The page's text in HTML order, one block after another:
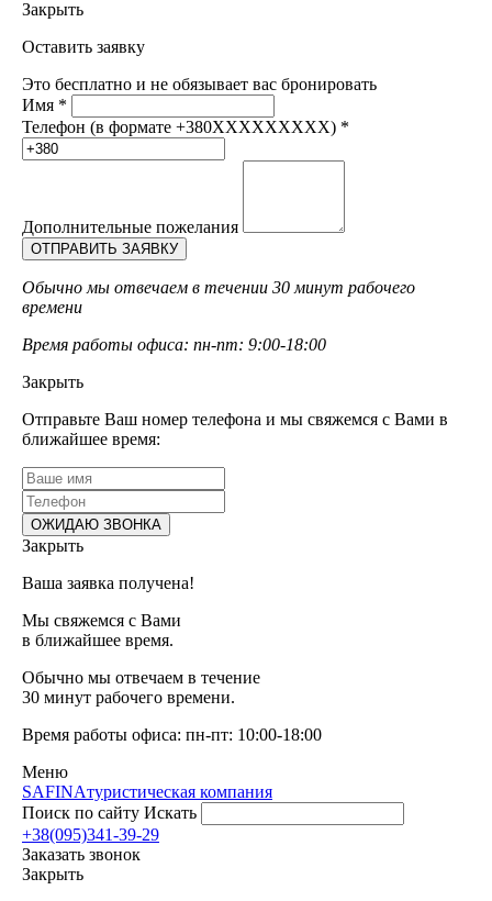
Закрыть
Оставить заявку
Это бесплатно и не обязывает вас бронировать
Имя *
Телефон (в формате +380XXXXXXXXX) *
Дополнительные пожелания
Обычно мы отвечаем в течении 30 минут рабочего
времени
Время работы офиса: пн-пт: 9:00-18:00
Закрыть
Отправьте Ваш номер телефона и мы свяжемся с Вами в
ближайшее время:
Закрыть
Ваша заявка получена!
Мы свяжемся с Вами
в ближайшее время.
Обычно мы отвечаем в течение
30 минут рабочего времени.
Время работы офиса: пн-пт: 10:00-18:00
Меню
SAFINAтуристическая компания
Поиск по сайту Искать
+38(095)341-39-29
Заказать звонок
Закрыть